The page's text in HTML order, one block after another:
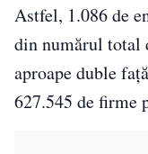
Astfel, 1.086 de
din numărul total
aproape duble
627.545 de firme